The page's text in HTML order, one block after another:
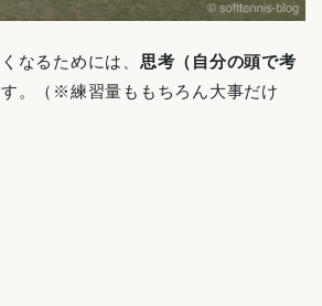
なるためには、 思考（自分の頭で考
。（※練習量ももちろん大事だけ